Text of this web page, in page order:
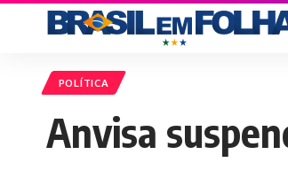
POLÍTICA
Anvisa